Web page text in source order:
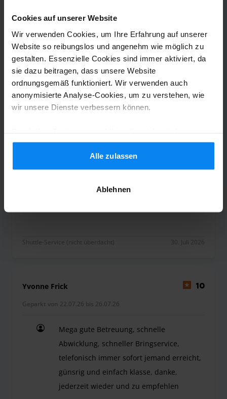
Cookies auf unserer Website
Wir verwenden Cookies, um Ihre Erfahrung auf unserer
Website so reibungslos und angenehm wie möglich zu
gestalten. Essenzielle Cookies sind immer aktiviert, da
sie dazu beitragen, dass unsere Website
ordnungsgemäß funktioniert. Wir verwenden auch
anonymisierte Analyse-Cookies, um zu verstehen, wie
wir unsere Dienste verbessern können.
Verwendung von Cookies gemäß den Regeln in Ihrem
Land einverstanden, können Ihre Einstellungen jedoch
jederzeit anpassen. Alle Einzelheiten finden Sie in
Alle zulassen
Ablehnen
Sehr guter Service. Hat meine
Erwartungen erfüllt.
Sehr guter Service. Hat meine Erwartungen
Shuttle-Service (nicht überdacht) 31. Juli 2026
Very good
Shuttle-Service (nicht überdacht) 30. Juli 2026
Yvonne Frick 10
Geparkt von 22.07.26 bis 26.07.26
Mega gute Betreuung, schnelle
Abwicklung, schneller Bringservice,
telefonisch immer sofort jemand erreicht,
günsrig und einfach klasse, danke,
jederzeit wieder und zu empfehlen